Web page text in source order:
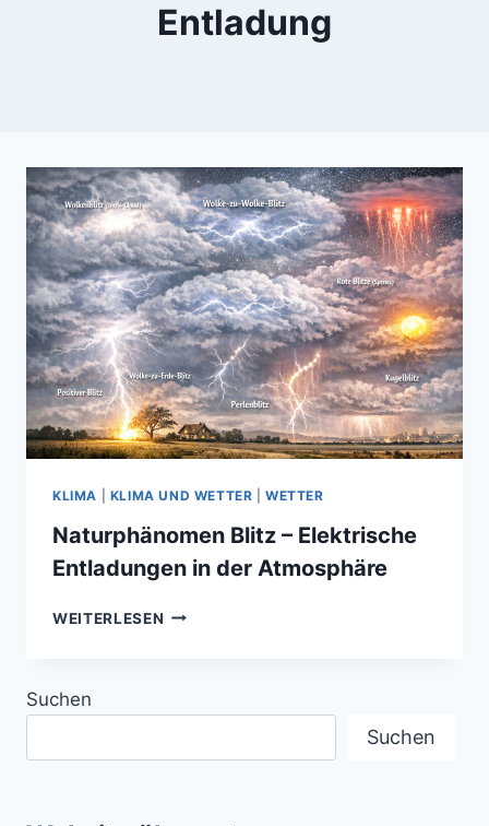
Entladung
KLIMA KLIMA UND WETTER |WETTER
Naturphänomen Blitz – Elektrische
Entladungen in der Atmosphäre
WEITERLESEN NATURPHÄNOMEN
Suchen
Suchen